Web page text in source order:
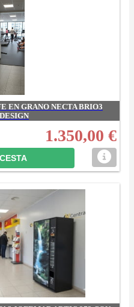
EN GRANO NECTA BRIO3
1.350,00 €